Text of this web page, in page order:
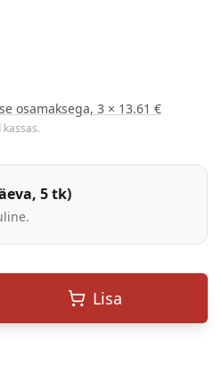
osamaksega, 3 × 13.61 €
5 tk)
Lisa